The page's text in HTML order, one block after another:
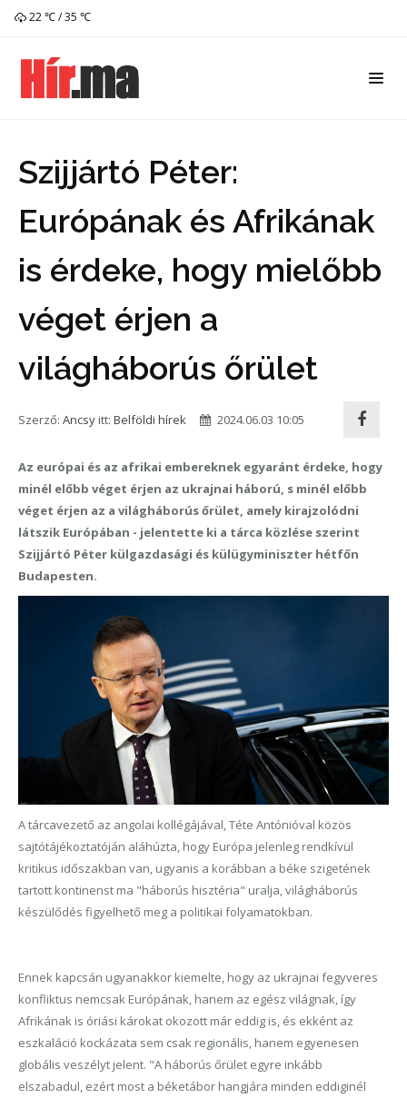
22 ℃ / 35 ℃
Szijjártó Péter:
Európának és Afrikának
is érdeke, hogy mielőbb
véget érjen a
világháborús őrület
Szerző: Ancsy itt: Belföldi hírek 2024.06.03 10:05
Az európai és az afrikai embereknek egyaránt érdeke, hogy
minél előbb véget érjen az ukrajnai háború, s minél előbb
véget érjen az a világháborús őrület, amely kirajzolódni
látszik Európában - jelentette ki a tárca közlése szerint
Szijjártó Péter külgazdasági és külügyminiszter hétfőn
Budapesten.
A tárcavezető az angolai kollégájával, Téte Antónióval közös
sajtótájékoztatóján aláhúzta, hogy Európa jelenleg rendkívül
kritikus időszakban van, ugyanis a korábban a béke szigetének
tartott kontinenst ma "háborús hisztéria" uralja, világháborús
készülődés figyelhető meg a politikai folyamatokban.
Ennek kapcsán ugyanakkor kiemelte, hogy az ukrajnai fegyveres
konfliktus nemcsak Európának, hanem az egész világnak, így
Afrikának is óriási károkat okozott már eddig is, és ekként az
eszkaláció kockázata sem csak regionális, hanem egyenesen
globális veszélyt jelent. "A háborús őrület egyre inkább
elszabadul, ezért most a béketábor hangjára minden eddiginél